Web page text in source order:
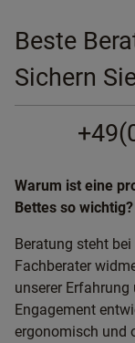
Beste
Sichern
Warum ist eine
Bettes so wichtig?
Beratung steht
Fachberater
unserer Erfahrung
Engagement
ergonomisch und